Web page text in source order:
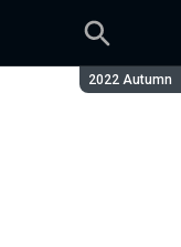
Сезон:
2022 Autumn